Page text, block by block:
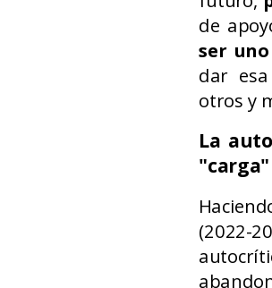
de
ser
dar
otros y
La
"carga"
(2022-